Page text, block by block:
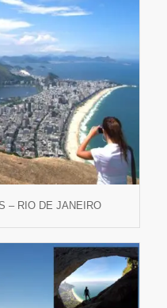
– RIO DE JANEIRO